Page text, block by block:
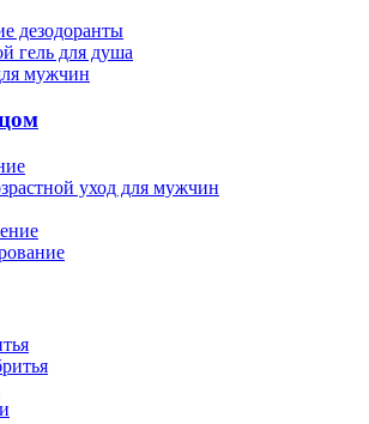
дезодоранты
гель для душа
мужчин
уход для мужчин